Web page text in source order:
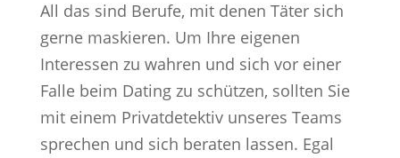
All das sind Berufe, mit denen Täter sich
gerne maskieren. Um Ihre eigenen
Interessen zu wahren und sich vor einer
Falle beim Dating zu schützen, sollten Sie
mit einem Privatdetektiv unseres Teams
sprechen und sich beraten lassen. Egal